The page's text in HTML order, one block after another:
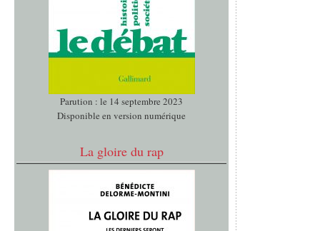
Parution : le 14 septembre 2023
Disponible en version numérique
La gloire du rap